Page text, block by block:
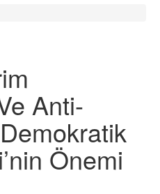
Anti-
Önemi